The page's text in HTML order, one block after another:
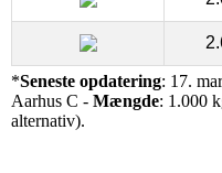
*Seneste opdatering: 17.
Aarhus C - Mængde: 1.000
alternativ).